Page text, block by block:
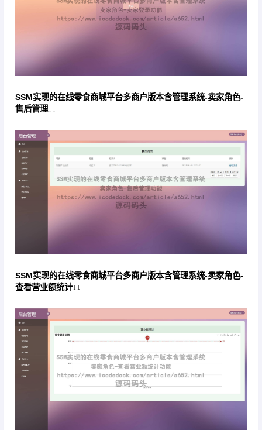
SSM实现的在线零食商城平台多商户版本含管理系统-卖家角色-
售后管理↓↓
SSM实现的在线零食商城平台多商户版本含管理系统-卖家角色-
查看营业额统计↓↓